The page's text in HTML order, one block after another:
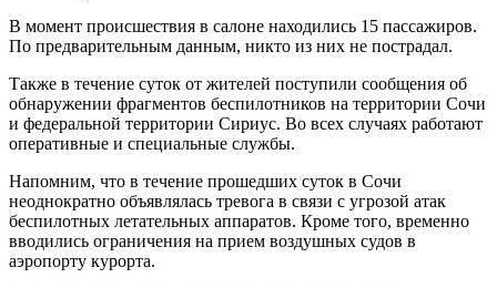
В момент происшествия в салоне находились 15 пассажиров.
По предварительным данным, никто из них не пострадал.
Также в течение суток от жителей поступили сообщения об
обнаружении фрагментов беспилотников на территории Сочи
и федеральной территории Сириус. Во всех случаях работают
оперативные и специальные службы.
Напомним, что в течение прошедших суток в Сочи
неоднократно объявлялась тревога в связи с угрозой атак
беспилотных летательных аппаратов. Кроме того, временно
вводились ограничения на прием воздушных судов в
аэропорту курорта.